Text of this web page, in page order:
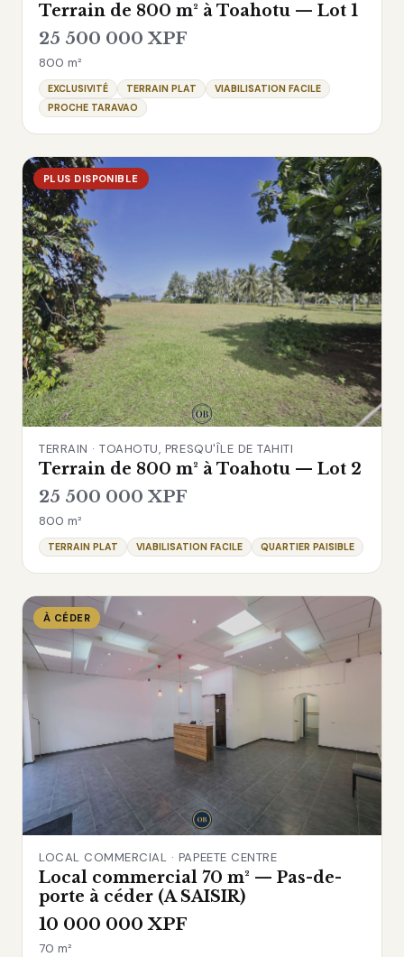
Terrain de 800 m² à Toahotu — Lot 1
25 500 000 XPF
800 m²
EXCLUSIVITÉ TERRAIN PLAT
VIABILISATION FACILE
PROCHE TARAVAO
PLUS DISPONIBLE
TERRAIN · TOAHOTU, PRESQU'ÎLE DE TAHITI
Terrain de 800 m² à Toahotu — Lot 2
25 500 000 XPF
800 m²
TERRAIN PLAT VIABILISATION FACILE QUARTIER PAISIBLE
À CÉDER
LOCAL COMMERCIAL · PAPEETE CENTRE
Local commercial 70 m² — Pas-de-
porte à céder (A SAISIR)
10 000 000 XPF
70 m²